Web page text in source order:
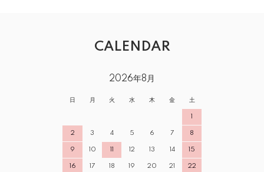
CALENDAR
2026年8月
日 月 火 水 木 金 土
2 3 4 5 6 7 8
9 10 12 13 14 15
16 17 18 19 20 21 22